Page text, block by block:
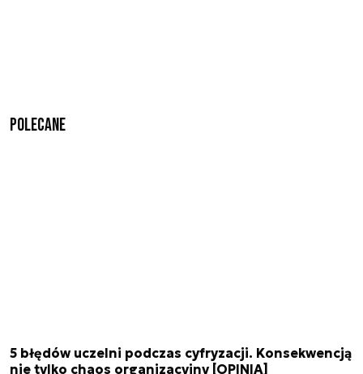
Polecane
5 błędów uczelni podczas cyfryzacji. Konsekwencją
nie tylko chaos organizacyjny [OPINIA]